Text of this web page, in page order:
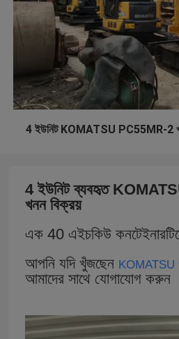
4 ইউনিট KOMATSU PC55MR-2
4 ইউনিট ব্যবহৃত
খনন বিক্রয়
এক 40 এইচকিউ
আপনি যদি খুঁজছেন KOMATSU
আমাদের সাথে যোগাযোগ করুন